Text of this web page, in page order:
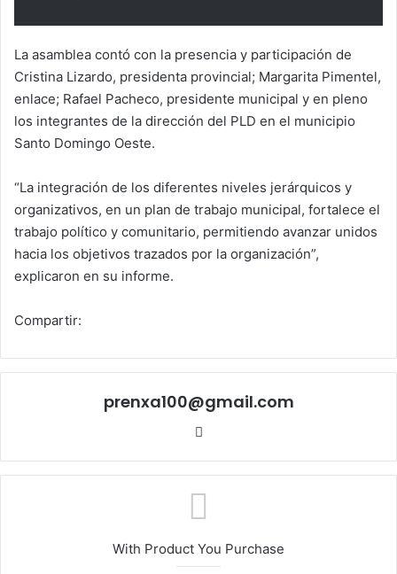
La asamblea contó con la presencia y participación de
Cristina Lizardo, presidenta provincial; Margarita Pimentel,
enlace; Rafael Pacheco, presidente municipal y en pleno
los integrantes de la dirección del PLD en el municipio
Santo Domingo Oeste.
“La integración de los diferentes niveles jerárquicos y
organizativos, en un plan de trabajo municipal, fortalece el
trabajo político y comunitario, permitiendo avanzar unidos
hacia los objetivos trazados por la organización”,
explicaron en su informe.
Compartir:
prenxa100@gmail.com
With Product You Purchase